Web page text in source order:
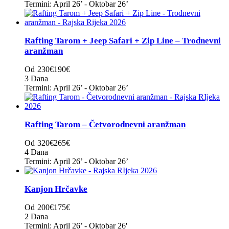
Termini: April 26’ - Oktobar 26’
Rafting Tarom + Jeep Safari + Zip Line – Trodnevni
aranžman
Od 230€190€
3 Dana
Termini: April 26’ - Oktobar 26’
Rafting Tarom – Četvorodnevni aranžman
Od 320€265€
4 Dana
Termini: April 26’ - Oktobar 26’
Kanjon Hrčavke
Od 200€175€
2 Dana
Termini: April 26’ - Oktobar 26'